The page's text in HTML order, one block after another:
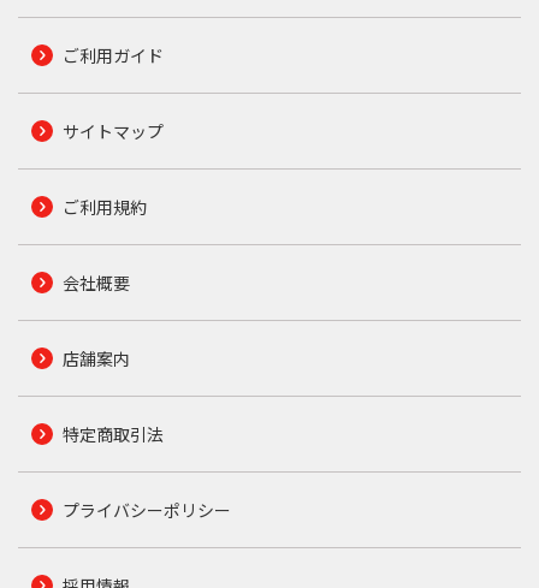
ご利用ガイド
サイトマップ
ご利用規約
会社概要
店舗案内
特定商取引法
プライバシーポリシー